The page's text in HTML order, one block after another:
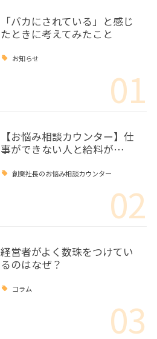
「バカにされている」と感じ
たときに考えてみたこと
お知らせ
01
【お悩み相談カウンター】仕
事ができない人と給料が…
創業社長のお悩み相談カウンター
02
経営者がよく数珠をつけてい
るのはなぜ？
コラム
03